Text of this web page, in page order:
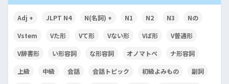
Adj + JLPT N4 N(名詞) + N1 N2 N3 Nの
Vstem Vた形 Vて形 Vない形 Vば形 V普通形
V辞書形 い形容詞 な形容詞 オノマトペ ナ形容詞
上級 中級 会話 会話トピック 初級よみもの 副詞